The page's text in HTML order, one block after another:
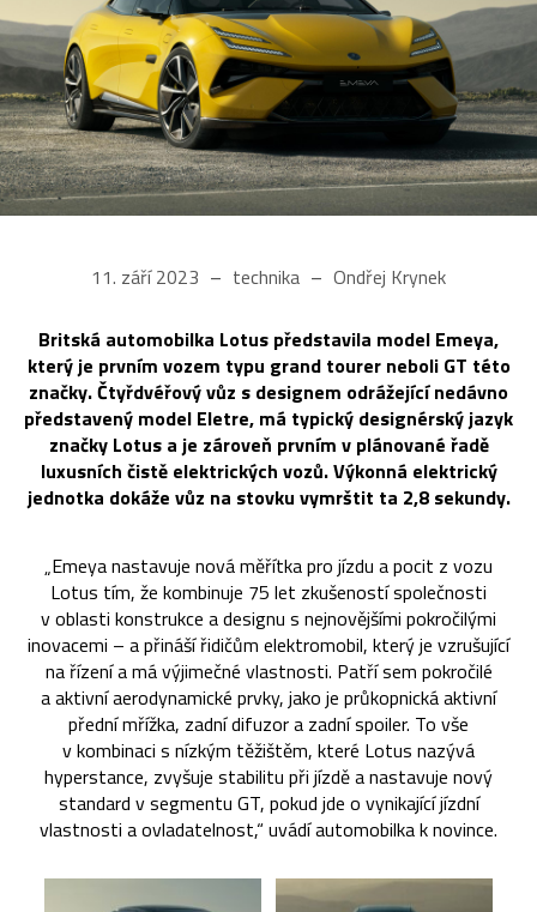
11. září 2023 technika Ondřej Krynek
Britská automobilka Lotus představila model Emeya,
který je prvním vozem typu grand tourer neboli GT této
značky. Čtyřdvéřový vůz s designem odrážející nedávno
představený model Eletre, má typický designérský jazyk
značky Lotus a je zároveň prvním v plánované řadě
luxusních čistě elektrických vozů. Výkonná elektrický
jednotka dokáže vůz na stovku vymrštit ta 2,8 sekundy.
„Emeya nastavuje nová měřítka pro jízdu a pocit z vozu
Lotus tím, že kombinuje 75 let zkušeností společnosti
v oblasti konstrukce a designu s nejnovějšími pokročilými
inovacemi – a přináší řidičům elektromobil, který je vzrušující
na řízení a má výjimečné vlastnosti. Patří sem pokročilé
a aktivní aerodynamické prvky, jako je průkopnická aktivní
přední mřížka, zadní difuzor a zadní spoiler. To vše
v kombinaci s nízkým těžištěm, které Lotus nazývá
hyperstance, zvyšuje stabilitu při jízdě a nastavuje nový
standard v segmentu GT, pokud jde o vynikající jízdní
vlastnosti a ovladatelnost,“ uvádí automobilka k novince.